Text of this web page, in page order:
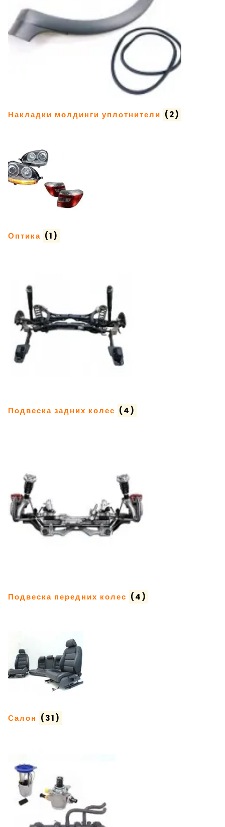
Накладки молдинги уплотнители (2)
Оптика (1)
Подвеска задних колес (4)
Подвеска передних колес (4)
Салон (31)